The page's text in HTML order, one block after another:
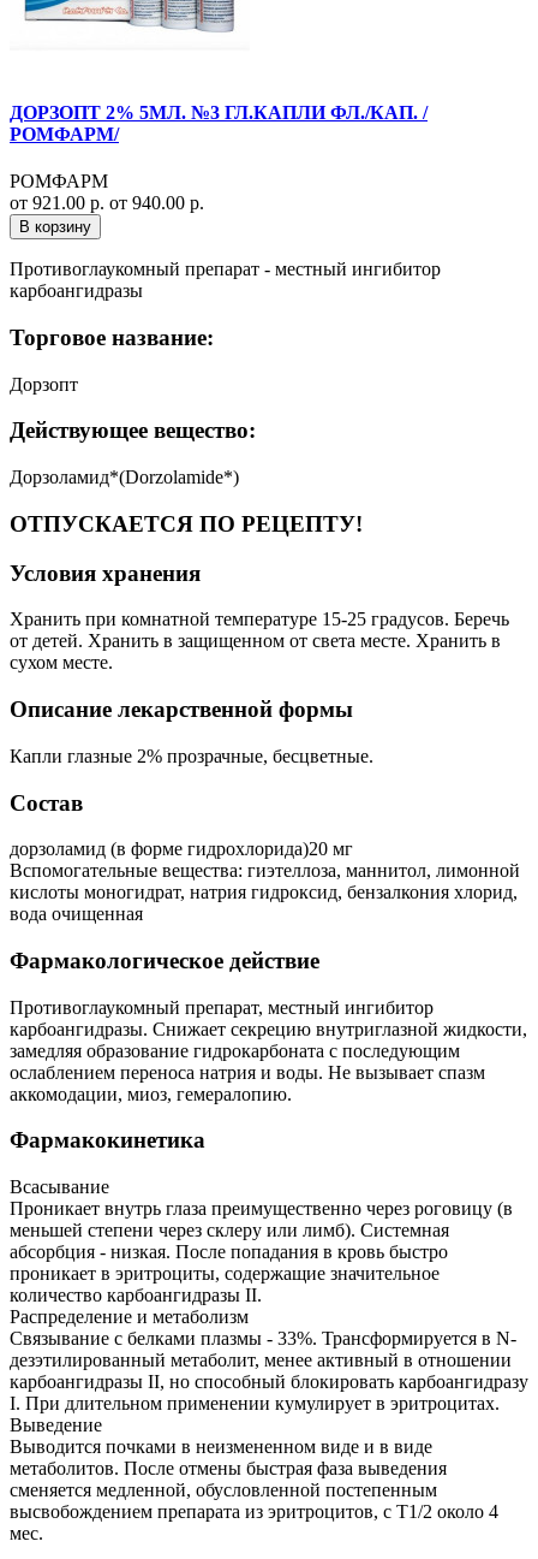
ДОРЗОПТ 2% 5МЛ. №3 ГЛ.КАПЛИ ФЛ./КАП. /
РОМФАРМ/
РОМФАРМ
от 921.00 р. от 940.00 р.
В корзину
Противоглаукомный препарат - местный ингибитор
карбоангидразы
Торговое название:
Дорзопт
Действующее вещество:
Дорзоламид*(Dorzolamide*)
ОТПУСКАЕТСЯ ПО РЕЦЕПТУ!
Условия хранения
Хранить при комнатной температуре 15-25 градусов. Беречь
от детей. Хранить в защищенном от света месте. Хранить в
сухом месте.
Описание лекарственной формы
Капли глазные 2% прозрачные, бесцветные.
Состав
дорзоламид (в форме гидрохлорида)20 мг
Вспомогательные вещества: гиэтеллоза, маннитол, лимонной
кислоты моногидрат, натрия гидроксид, бензалкония хлорид,
вода очищенная
Фармакологическое действие
Противоглаукомный препарат, местный ингибитор
карбоангидразы. Снижает секрецию внутриглазной жидкости,
замедляя образование гидрокарбоната с последующим
ослаблением переноса натрия и воды. Не вызывает спазм
аккомодации, миоз, гемералопию.
Фармакокинетика
Всасывание
Проникает внутрь глаза преимущественно через роговицу (в
меньшей степени через склеру или лимб). Системная
абсорбция - низкая. После попадания в кровь быстро
проникает в эритроциты, содержащие значительное
количество карбоангидразы II.
Распределение и метаболизм
Связывание с белками плазмы - 33%. Трансформируется в N-
дезэтилированный метаболит, менее активный в отношении
карбоангидразы II, но способный блокировать карбоангидразу
I. При длительном применении кумулирует в эритроцитах.
Выведение
Выводится почками в неизмененном виде и в виде
метаболитов. После отмены быстрая фаза выведения
сменяется медленной, обусловленной постепенным
высвобождением препарата из эритроцитов, с Т1/2 около 4
мес.